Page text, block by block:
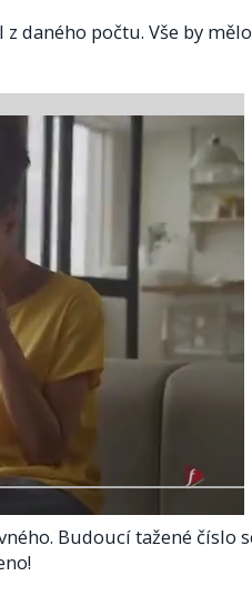
daného počtu. Vše by mělo
Budoucí tažené číslo